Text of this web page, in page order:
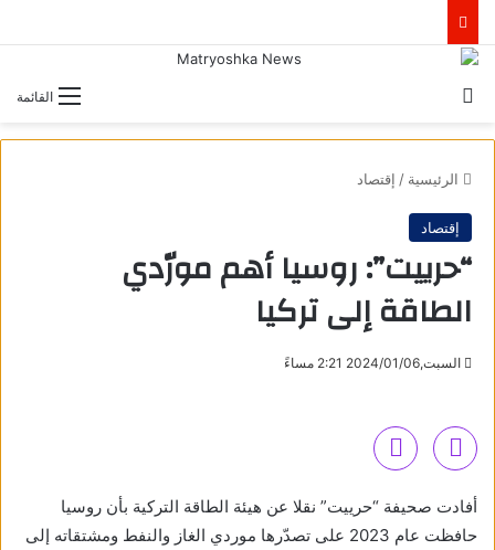
القائمة
الرئيسية / إقتصاد
إقتصاد
“حرييت”: روسيا أهم مورّدي
الطاقة إلى تركيا
السبت,2024/01/06 2:21 مساءً
أفادت صحيفة “حرييت” نقلا عن هيئة الطاقة التركية بأن روسيا
حافظت عام 2023 على تصدّرها موردي الغاز والنفط ومشتقاته إلى